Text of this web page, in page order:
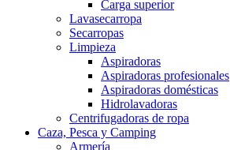
Carga superior
Lavasecarropa
Secarropas
Limpieza
Aspiradoras
Aspiradoras profesionales
Aspiradoras domésticas
Hidrolavadoras
Centrifugadoras de ropa
Caza, Pesca y Camping
Armería